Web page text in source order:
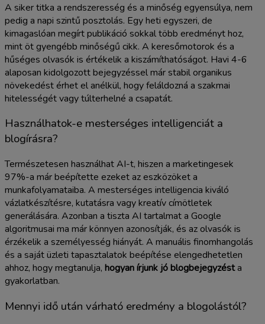
A siker titka a rendszeresség és a minőség egyensúlya, nem
pedig a napi szintű posztolás. Egy heti egyszeri, de
kimagaslóan megírt publikáció sokkal több eredményt hoz,
mint öt gyengébb minőségű cikk. A keresőmotorok és a
hűséges olvasók is értékelik a kiszámíthatóságot. Havi 4-6
alaposan kidolgozott bejegyzéssel már stabil organikus
növekedést érhet el anélkül, hogy feláldozná a szakmai
hitelességét vagy túlterhelné a csapatát.
Használhatok-e mesterséges intelligenciát a
blogírásra?
Természetesen használhat AI-t, hiszen a marketingesek
97%-a már beépítette ezeket az eszközöket a
munkafolyamataiba. A mesterséges intelligencia kiváló
vázlatkészítésre, kutatásra vagy kreatív címötletek
generálására. Azonban a tiszta AI tartalmat a Google
algoritmusai ma már könnyen azonosítják, és az olvasók is
érzékelik a személyesség hiányát. A manuális finomhangolás
és a saját üzleti tapasztalatok beépítése elengedhetetlen
ahhoz, hogy megtanulja, hogyan írjunk jó blogbejegyzésta
gyakorlatban.
Mennyi idő után várható eredmény a blogolástól?